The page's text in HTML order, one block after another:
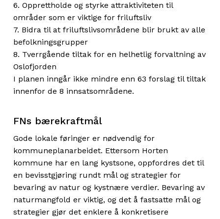
6. Opprettholde og styrke attraktiviteten til
områder som er viktige for friluftsliv
7. Bidra til at friluftslivsområdene blir brukt av alle
befolkningsgrupper
8. Tverrgående tiltak for en helhetlig forvaltning av
Oslofjorden
I planen inngår ikke mindre enn 63 forslag til tiltak
innenfor de 8 innsatsområdene.
FNs bærekraftmål
Gode lokale føringer er nødvendig for
kommuneplanarbeidet. Ettersom Horten
kommune har en lang kystsone, oppfordres det til
en bevisstgjøring rundt mål og strategier for
bevaring av natur og kystnære verdier. Bevaring av
naturmangfold er viktig, og det å fastsatte mål og
strategier gjør det enklere å konkretisere